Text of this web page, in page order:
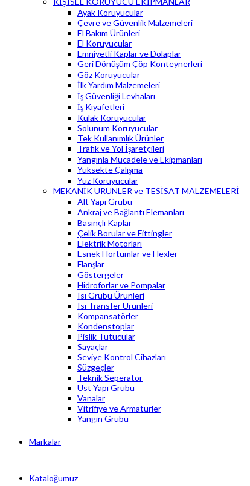
Ayak Koruyucular
Çevre ve Güvenlik Malzemeleri
El Bakım Ürünleri
El Koruyucular
Emniyetli Kaplar ve Dolaplar
Geri Dönüşüm Çöp Konteynerleri
Göz Koruyucular
İlk Yardım Malzemeleri
İş Güvenliği Levhaları
İş Kıyafetleri
Kulak Koruyucular
Solunum Koruyucular
Tek Kullanımlık Ürünler
Trafik ve Yol İşaretçileri
Yangınla Mücadele ve Ekipmanları
Yüksekte Çalışma
Yüz Koruyucular
MEKANİK ÜRÜNLER ve TESİSAT MALZEMELERİ
Alt Yapı Grubu
Ankraj ve Bağlantı Elemanları
Basınçlı Kaplar
Çelik Borular ve Fittingler
Elektrik Motorları
Esnek Hortumlar ve Flexler
Flanşlar
Göstergeler
Hidroforlar ve Pompalar
Isı Grubu Ürünleri
Isı Transfer Ürünleri
Kompansatörler
Kondenstoplar
Pislik Tutucular
Sayaçlar
Seviye Kontrol Cihazları
Süzgeçler
Teknik Seperatör
Üst Yapı Grubu
Vanalar
Vitrifiye ve Armatürler
Yangın Grubu
Markalar
Kataloğumuz